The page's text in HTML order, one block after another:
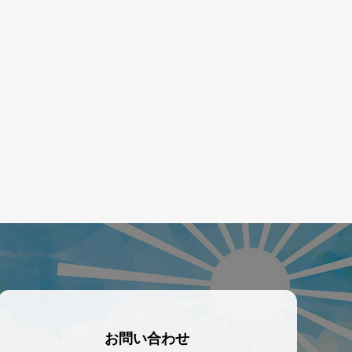
お問い合わせ